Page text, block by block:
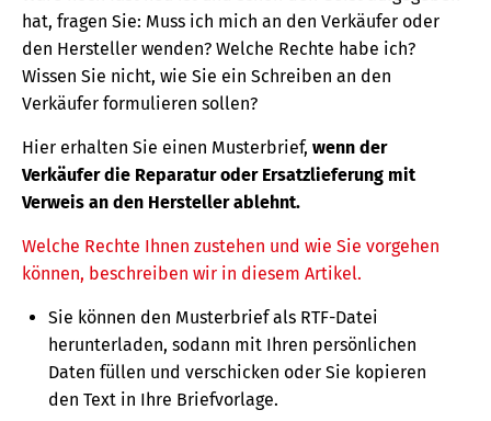
hat, fragen Sie: Muss ich mich an den Verkäufer oder
den Hersteller wenden? Welche Rechte habe ich?
Wissen Sie nicht, wie Sie ein Schreiben an den
Verkäufer formulieren sollen?
Hier erhalten Sie einen Musterbrief, wenn der
Verkäufer die Reparatur oder Ersatzlieferung mit
Verweis an den Hersteller ablehnt.
Welche Rechte Ihnen zustehen und wie Sie vorgehen
können, beschreiben wir in diesem Artikel.
Sie können den Musterbrief als RTF-Datei
herunterladen, sodann mit Ihren persönlichen
Daten füllen und verschicken oder Sie kopieren
den Text in Ihre Briefvorlage.